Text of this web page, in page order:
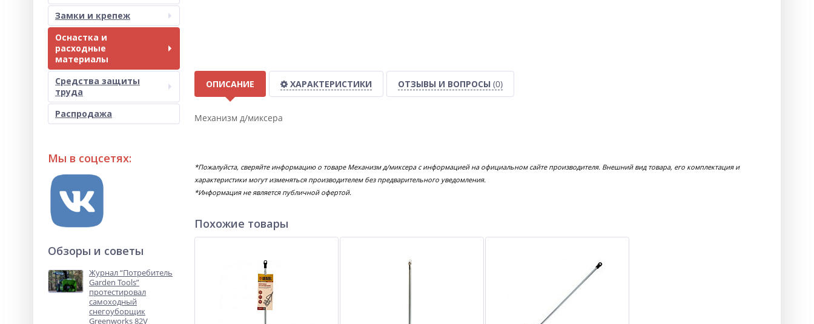
Замки и крепеж
Оснастка и
расходные
материалы
Средства защиты
труда
Распродажа
Мы в соцсетях:
Обзоры и советы
Журнал “Потребитель
Garden Tools”
протестировал
самоходный
снегоуборщик
Greenworks 82V
ОПИСАНИЕ ХАРАКТЕРИСТИКИ ОТЗЫВЫ И ВОПРОСЫ (0)
Механизм д/миксера
*Пожалуйста, сверяйте информацию о товаре Механизм д/миксера с информацией на официальном сайте производителя. Внешний вид товара, его комплектация и
характеристики могут изменяться производителем без предварительного уведомления.
*Информация не является публичной офертой.
Похожие товары